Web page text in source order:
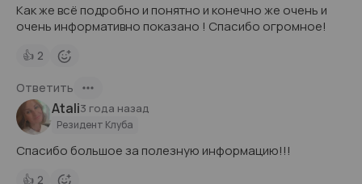
Как же всё подробно и понятно и конечно же очень и
очень информативно показано ! Спасибо огромное!
👍 2
Ответить
Atali3 года назад
Резидент Клуба
Спасибо большое за полезную информацию!!!
👍 2